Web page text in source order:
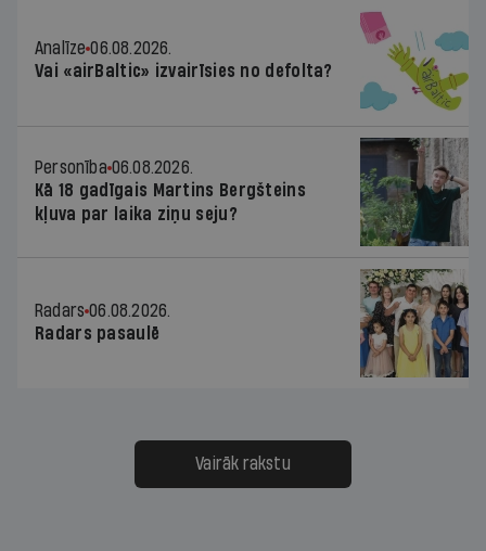
Analīze 06.08.2026.
Vai «airBaltic» izvairīsies no defolta?
Personība 06.08.2026.
Kā 18 gadīgais Martins Bergšteins
kļuva par laika ziņu seju?
Radars 06.08.2026.
Radars pasaulē
Vairāk rakstu